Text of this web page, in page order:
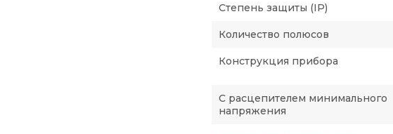
Степень защиты (IP)
Количество полюсов
Конструкция прибора
С расцепителем минимального
напряжения